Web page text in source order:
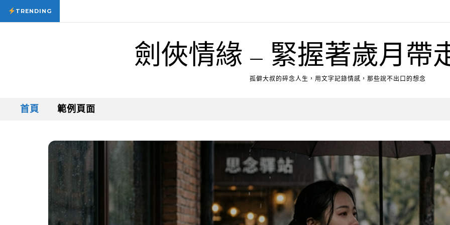
Skip to content
TRENDING22 7 月, 2026
劍俠情緣 – 緊握著歲月帶
孤僻大叔的碎念人生，用文字記錄情感，那些說不出口的想念
首頁 範例頁面